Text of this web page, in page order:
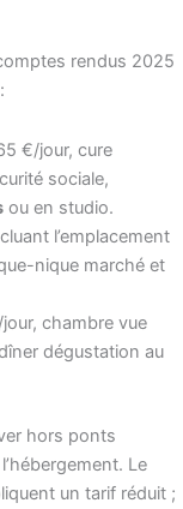
rendus 2025
€/jour, cure
sociale,
ou en studio.
l’emplacement
nique marché et
chambre vue
dégustation au
hors ponts
Le
un tarif réduit ;